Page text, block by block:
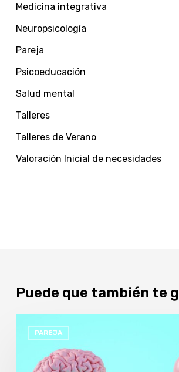
Medicina integrativa
Neuropsicología
Pareja
Psicoeducación
Salud mental
Talleres
Talleres de Verano
Valoración Inicial de necesidades
Puede que también te
PAREJA
CUANDO